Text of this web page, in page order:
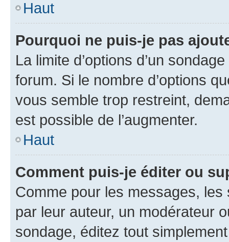
Haut
Pourquoi ne puis-je pas
La limite d’options d’un
forum. Si le nombre d’options
vous semble trop restreint,
est possible de l’augmenter.
Haut
Comment puis-je éditer ou
Comme pour les messages,
par leur auteur, un modérateur
sondage, éditez tout